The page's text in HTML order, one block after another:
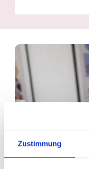
Zustimmung